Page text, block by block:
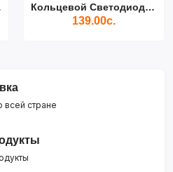
Кольцевой Светодиодный Св...
139.00с.
всей стране